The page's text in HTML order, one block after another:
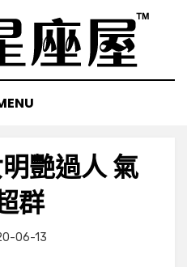
艷過人 氣
群
編06-13